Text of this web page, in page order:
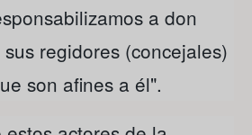
a don
regidores (concejales)
son afines a él".